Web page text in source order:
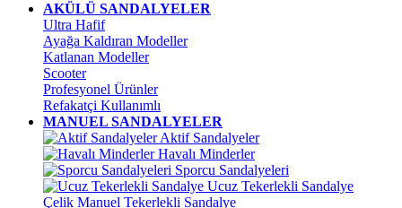
AKÜLÜ SANDALYELER
Ultra Hafif
Ayağa Kaldıran Modeller
Katlanan Modeller
Scooter
Profesyonel Ürünler
Refakatçi Kullanımlı
MANUEL SANDALYELER
Aktif Sandalyeler
Havalı Minderler
Sporcu Sandalyeleri
Ucuz Tekerlekli Sandalye
Çelik Manuel Tekerlekli Sandalye